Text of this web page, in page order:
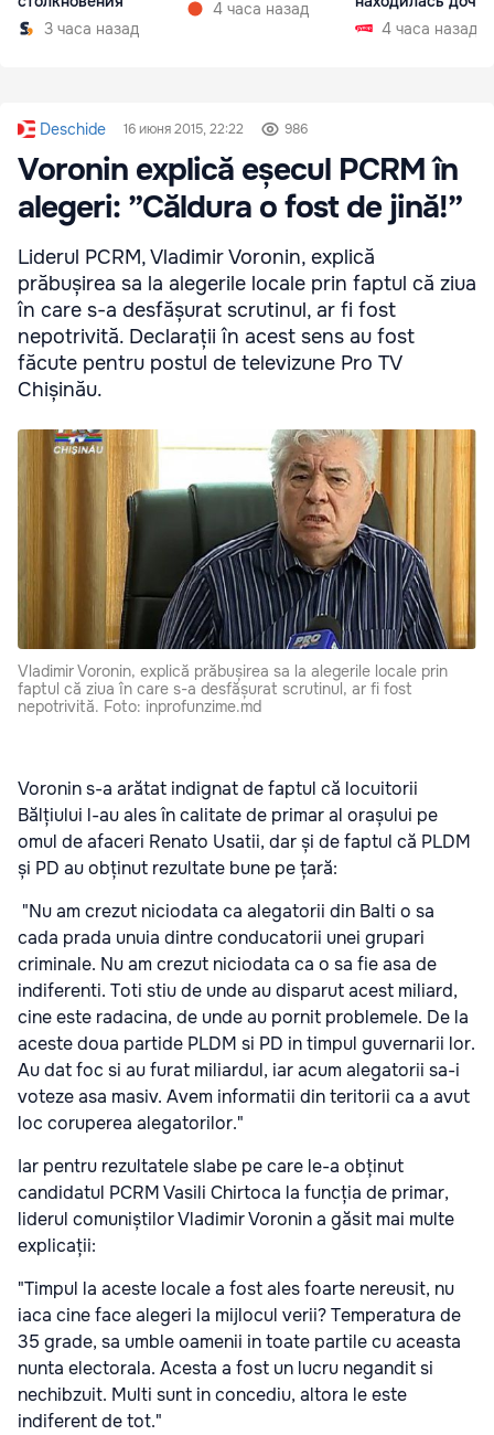
3 часа назад
4 часа назад
директора лицея
4 часа назад
Deschide 16 июня 2015, 22:22 986
Voronin explică eșecul PCRM în
alegeri: ”Căldura o fost de jină!”
Liderul PCRM, Vladimir Voronin, explică
prăbușirea sa la alegerile locale prin faptul că ziua
în care s-a desfășurat scrutinul, ar fi fost
nepotrivită. Declarații în acest sens au fost
făcute pentru postul de televizune Pro TV
Chișinău.
Vladimir Voronin, explică prăbușirea sa la alegerile locale prin
faptul că ziua în care s-a desfășurat scrutinul, ar fi fost
nepotrivită. Foto: inprofunzime.md
Voronin s-a arătat indignat de faptul că locuitorii
Bălțiului l-au ales în calitate de primar al orașului pe
omul de afaceri Renato Usatii, dar și de faptul că PLDM
și PD au obținut rezultate bune pe țară:
"Nu am crezut niciodata ca alegatorii din Balti o sa
cada prada unuia dintre conducatorii unei grupari
criminale. Nu am crezut niciodata ca o sa fie asa de
indiferenti. Toti stiu de unde au disparut acest miliard,
cine este radacina, de unde au pornit problemele. De la
aceste doua partide PLDM si PD in timpul guvernarii lor.
Au dat foc si au furat miliardul, iar acum alegatorii sa-i
voteze asa masiv. Avem informatii din teritorii ca a avut
loc coruperea alegatorilor."
Iar pentru rezultatele slabe pe care le-a obținut
candidatul PCRM Vasili Chirtoca la funcția de primar,
liderul comuniștilor Vladimir Voronin a găsit mai multe
explicații:
"Timpul la aceste locale a fost ales foarte nereusit, nu
iaca cine face alegeri la mijlocul verii? Temperatura de
35 grade, sa umble oamenii in toate partile cu aceasta
nunta electorala. Acesta a fost un lucru negandit si
nechibzuit. Multi sunt in concediu, altora le este
indiferent de tot."